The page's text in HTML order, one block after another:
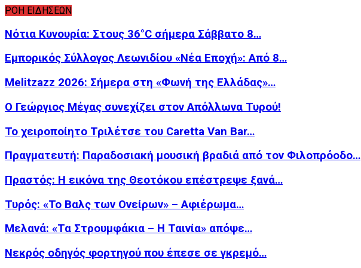
ΡΟΗ ΕΙΔΗΣΕΩΝ
Νότια Κυνουρία: Στους 36°C σήμερα Σάββατο 8…
Εμπορικός Σύλλογος Λεωνιδίου «Νέα Εποχή»: Από 8…
Melitzazz 2026: Σήμερα στη «Φωνή της Ελλάδας»…
Ο Γεώργιος Μέγας συνεχίζει στον Απόλλωνα Τυρού!
Το χειροποίητο Τριλέτσε του Caretta Van Bar…
Πραγματευτή: Παραδοσιακή μουσική βραδιά από τον Φιλοπρόοδο…
Πραστός: Η εικόνα της Θεοτόκου επέστρεψε ξανά…
Τυρός: «Το Βαλς των Ονείρων» – Αφιέρωμα…
Μελανά: «Τα Στρουμφάκια – Η Ταινία» απόψε…
Νεκρός οδηγός φορτηγού που έπεσε σε γκρεμό…